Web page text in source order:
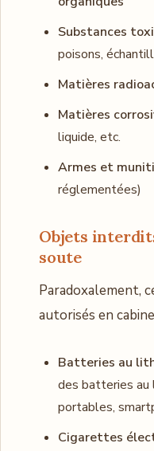
Substances
poisons,
Matières
Matières
liquide, etc.
Armes et
réglementées)
Objets
soute
Paradoxalement,
autorisés en
Batteries au
des batteries au
portables,
Cigarettes